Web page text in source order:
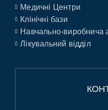
Медичні Центри
Клінічні бази
Навчально-виробнича
Лікувальний відділ